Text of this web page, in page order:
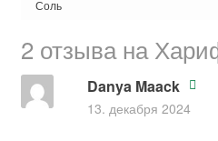
Соль
2 отзыва на
Danya Maack
13. декабря 2024